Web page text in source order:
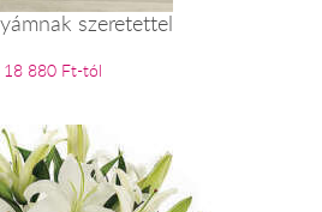
szeretettel
18 880 Ft-tól